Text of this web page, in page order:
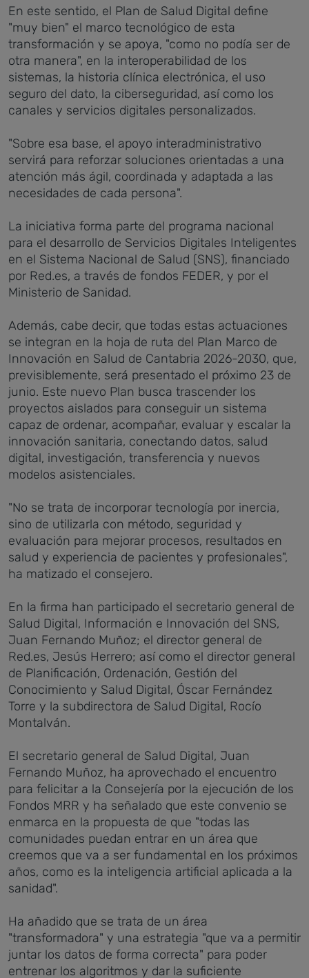
En este sentido, el Plan de Salud Digital define
"muy bien" el marco tecnológico de esta
transformación y se apoya, "como no podía ser de
otra manera", en la interoperabilidad de los
sistemas, la historia clínica electrónica, el uso
seguro del dato, la ciberseguridad, así como los
canales y servicios digitales personalizados.
"Sobre esa base, el apoyo interadministrativo
servirá para reforzar soluciones orientadas a una
atención más ágil, coordinada y adaptada a las
necesidades de cada persona".
La iniciativa forma parte del programa nacional
para el desarrollo de Servicios Digitales Inteligentes
en el Sistema Nacional de Salud (SNS), financiado
por Red.es, a través de fondos FEDER, y por el
Ministerio de Sanidad.
Además, cabe decir, que todas estas actuaciones
se integran en la hoja de ruta del Plan Marco de
Innovación en Salud de Cantabria 2026-2030, que,
previsiblemente, será presentado el próximo 23 de
junio. Este nuevo Plan busca trascender los
proyectos aislados para conseguir un sistema
capaz de ordenar, acompañar, evaluar y escalar la
innovación sanitaria, conectando datos, salud
digital, investigación, transferencia y nuevos
modelos asistenciales.
"No se trata de incorporar tecnología por inercia,
sino de utilizarla con método, seguridad y
evaluación para mejorar procesos, resultados en
salud y experiencia de pacientes y profesionales",
ha matizado el consejero.
En la firma han participado el secretario general de
Salud Digital, Información e Innovación del SNS,
Juan Fernando Muñoz; el director general de
Red.es, Jesús Herrero; así como el director general
de Planificación, Ordenación, Gestión del
Conocimiento y Salud Digital, Óscar Fernández
Torre y la subdirectora de Salud Digital, Rocío
Montalván.
El secretario general de Salud Digital, Juan
Fernando Muñoz, ha aprovechado el encuentro
para felicitar a la Consejería por la ejecución de los
Fondos MRR y ha señalado que este convenio se
enmarca en la propuesta de que "todas las
comunidades puedan entrar en un área que
creemos que va a ser fundamental en los próximos
años, como es la inteligencia artificial aplicada a la
sanidad".
Ha añadido que se trata de un área
"transformadora" y una estrategia "que va a permitir
juntar los datos de forma correcta" para poder
entrenar los algoritmos y dar la suficiente